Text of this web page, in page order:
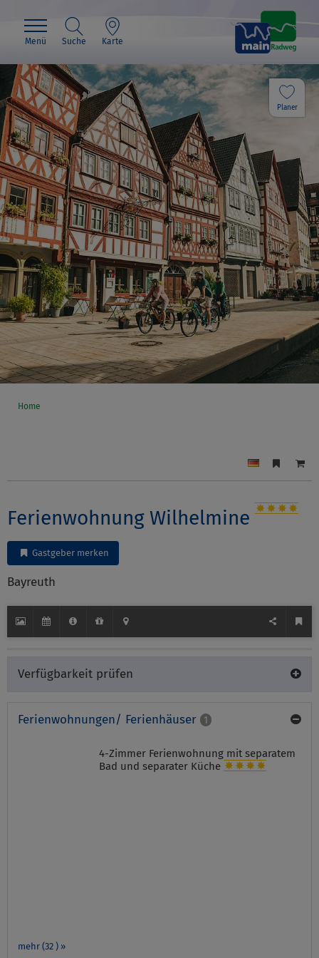
Menü Suche Karte
Planer
Home
Ferienwohnung Wilhelmine
Gastgeber merken
Bayreuth
Verfügbarkeit prüfen
Ferienwohnungen/ Ferienhäuser 1
mehr (32 ) »
4-Zimmer Ferienwohnung mit separatem
Bad und separater Küche